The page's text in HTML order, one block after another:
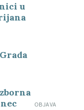
u
OBJAVA